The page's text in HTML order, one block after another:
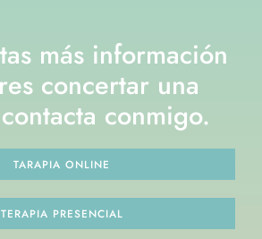
más información
concertar una
conmigo.
TARAPIA ONLINE
TERAPIA PRESENCIAL